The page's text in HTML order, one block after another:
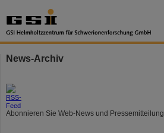
News-Archiv
Abonnieren Sie Web-News und